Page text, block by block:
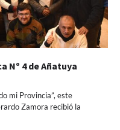
Nº 4 de Añatuya
mi Provincia”, este
Zamora recibió la